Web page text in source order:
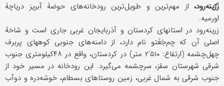
زَرّینه‌رود، از مهم‌ترین و طویل‌ترین رودخانه‌های حوضۀ آبریز دریاچۀ
اورمیه.
زرینه‌رود در استانهای کردستان و آذربایجان غربی جاری است و شاخۀ
اصلی آن که چم‌جَغَتو نام دارد، از دامنه‌های جنوبی کوههای پربرف
چهل‌چشمه (ارتفاع: ۵۱۰‘۲ متر) در کردستان، واقع در ۴۸کیلومتری جنوب
شرقی شهرستان سقز، سرچشمه می‌گیرد. این رودخانه در مسیر خود از
جنوب شرقی به شمال غربی، زمین روستاهای بسطام، خوشه‌دره و دو‌آب